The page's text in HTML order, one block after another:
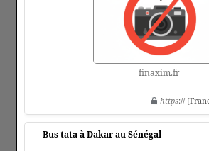
finaxim.fr
https://
Bus tata à Dakar au Sénégal